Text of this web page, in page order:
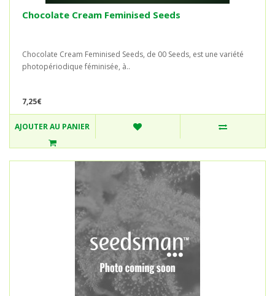
Chocolate Cream Feminised Seeds
Chocolate Cream Feminised Seeds, de 00 Seeds, est une variété
photopériodique féminisée, à..
7,25€
AJOUTER AU PANIER